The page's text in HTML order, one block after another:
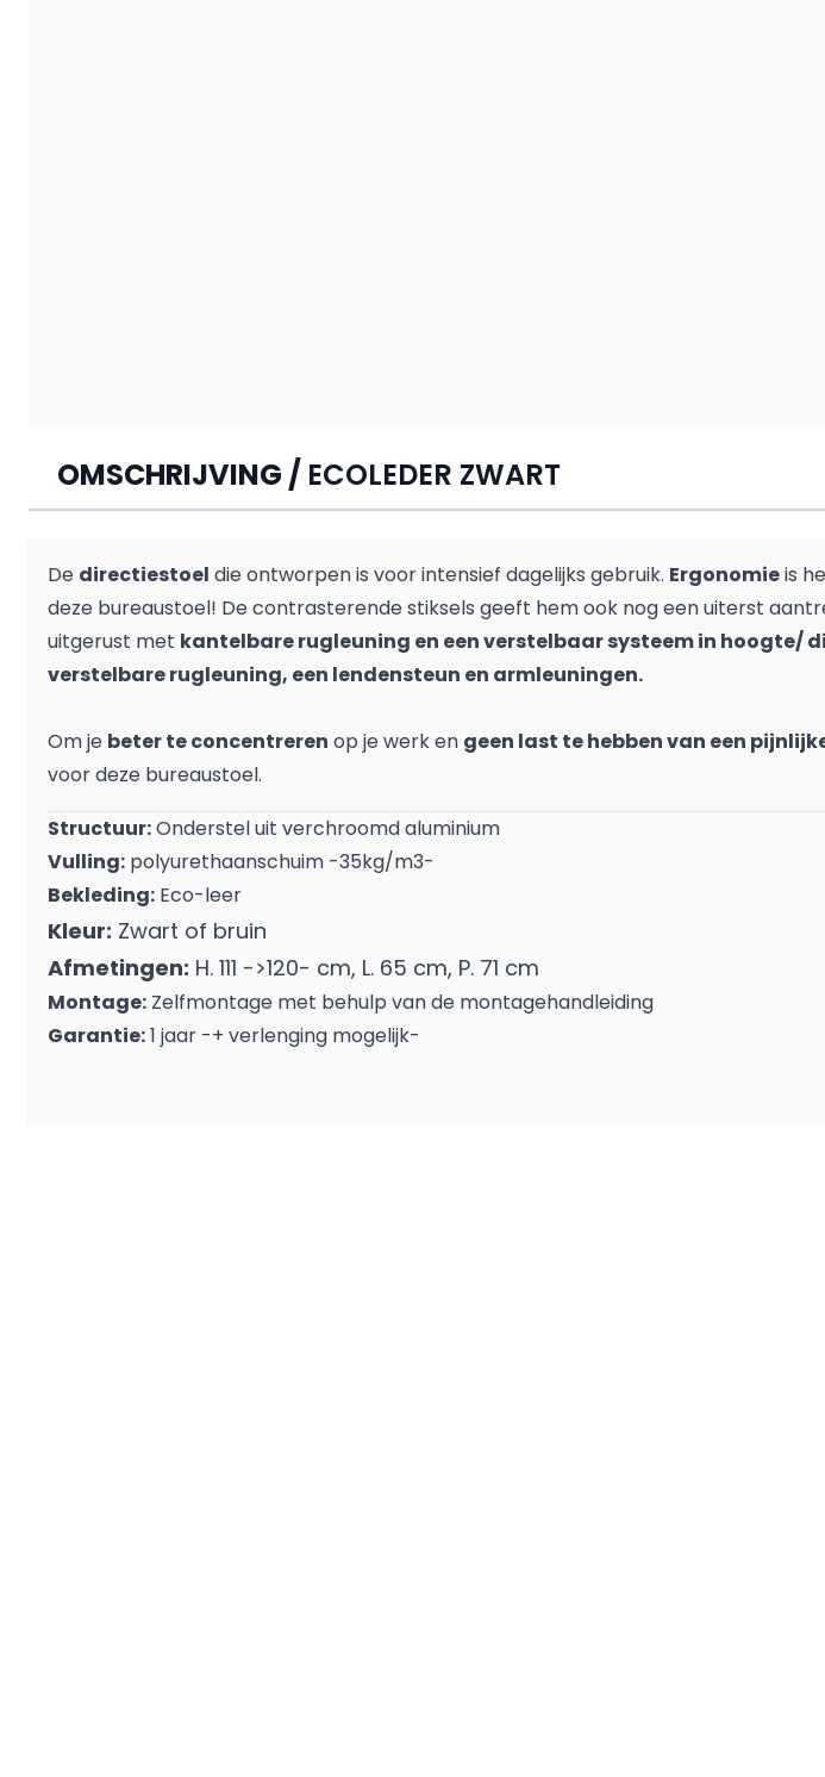
OMSCHRIJVING / ECOLEDER ZWART
De directiestoel die ontworpen is voor intensief dagelijks gebruik. Ergonomieis
deze bureaustoel! De contrasterende stiksels geeft hem ook nog een uiterst
uitgerust met kantelbare rugleuning en een verstelbaar systeem in hoogte/
verstelbare rugleuning, een lendensteun en armleuningen.
Om je beter te concentreren op je werk en geen last te hebben van een
voor deze bureaustoel.
Structuur:Onderstel uit verchroomd aluminium
Vulling: polyurethaanschuim -35kg/m3-
Bekleding: Eco-leer
Kleur: Zwart of bruin
Afmetingen: H. 111 ->120- cm, L. 65 cm, P. 71 cm
Montage: Zelfmontage met behulp van de montagehandleiding
Garantie:1 jaar -+ verlenging mogelijk-